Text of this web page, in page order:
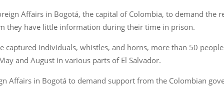
Affairs in Bogotá, the capital of Colombia, to demand the
they have little information during their time in prison.
individuals, whistles, and horns, more than 50
and August in various parts of El Salvador.
Affairs in Bogotá to demand support from the Colombian